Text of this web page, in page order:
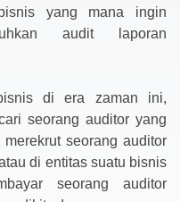
yang mana ingin
audit laporan
di era zaman ini,
seorang auditor yang
seorang auditor
di entitas suatu bisnis
seorang auditor